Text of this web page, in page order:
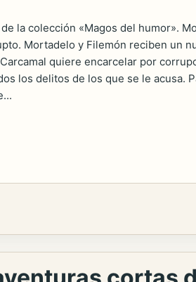
la colección «Magos del humor».
Mortadelo y Filemón reciben un
quiere encarcelar por
los delitos de los que se le acusa.